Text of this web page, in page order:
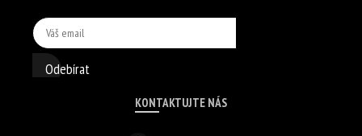
Odebírat
KONTAKTUJTE NÁS